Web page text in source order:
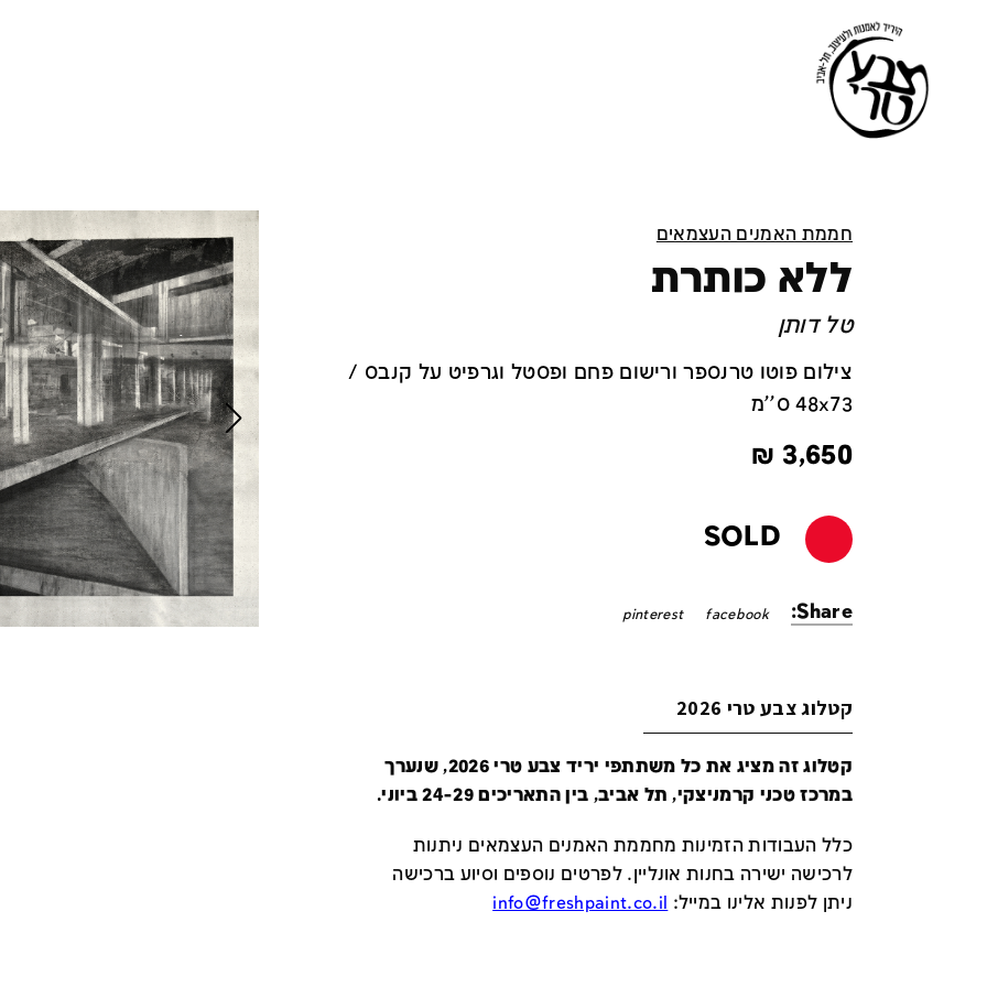
חממת האמנים העצמאים
ללא כותרת
טל דותן
צילום פוטו טרנספר ורישום פחם ופסטל וגרפיט על קנבס /
48x73 ס''מ
3,650
₪
SOLD
Share:
facebook
pinterest
קטלוג צבע טרי 2026
קטלוג זה מציג את כל משתתפי יריד צבע טרי 2026, שנערך
במרכז טכני קרמניצקי, תל אביב, בין התאריכים 24-29 ביוני.
כלל העבודות הזמינות מחממת האמנים העצמאים ניתנות
לרכישה ישירה בחנות אונליין.לפרטים נוספים וסיוע ברכישה
ניתן לפנות אלינו במייל:
info@freshpaint.co.il